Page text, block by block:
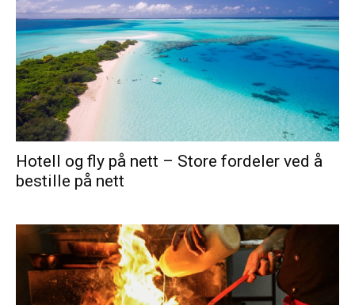
Hotell og fly på nett – Store fordeler ved å
bestille på nett